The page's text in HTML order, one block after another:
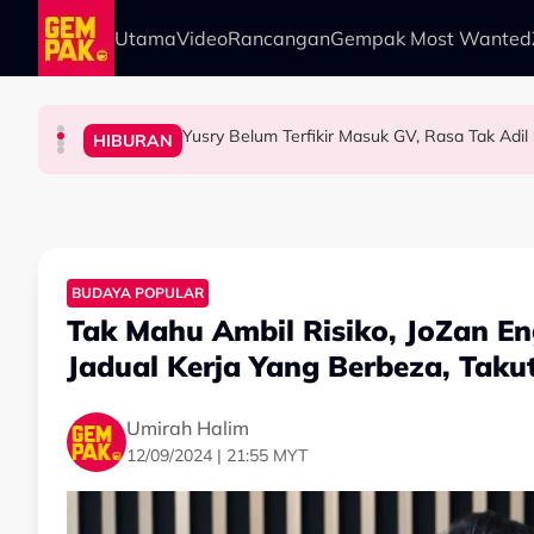
Skip to main content
UtamaVideoRancanganGempak Most Wanted
HIBURAN “Harapnya Tahun Ini Terakhir La Untuk
HIBURAN Yusry Belum Terfikir Masuk GV, Rasa Tak
HIBURAN TERBANG Bawa Legasi Rali Negara Ke Art
HIBURAN Big Stage Rocketfuel: Didakwa Cuba Jadi
BUDAYA POPULAR
Tak Mahu Ambil Risiko, JoZan
Jadual Kerja Yang Berbeza,
Umirah Halim
12/09/2024 | 21:55 MYT